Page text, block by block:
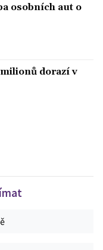
osobních aut o
dorazí v